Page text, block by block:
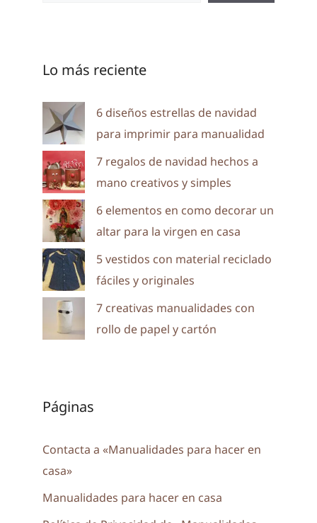
Lo más reciente
6 diseños estrellas de navidad
para imprimir para manualidad
7 regalos de navidad hechos a
mano creativos y simples
6 elementos en como decorar un
altar para la virgen en casa
5 vestidos con material reciclado
fáciles y originales
7 creativas manualidades con
rollo de papel y cartón
Páginas
Contacta a «Manualidades para hacer en
casa»
Manualidades para hacer en casa